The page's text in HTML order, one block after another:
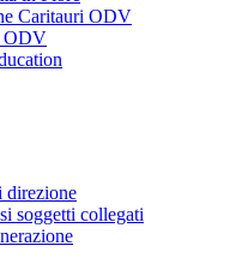
Caritauri ODV
ODV
direzione
soggetti collegati